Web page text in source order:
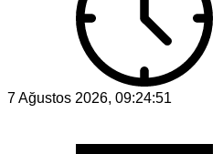
7 Ağustos 2026, 09:24:51